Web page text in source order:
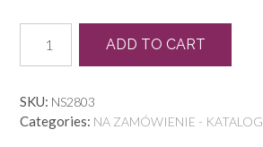
1005
quantity
ADD TO CART
SKU: NS2803
Categories: NA ZAMÓWIENIE - KATALOG